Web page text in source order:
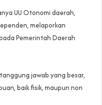
UU Otonomi daerah,
melaporkan
Pemerintah Daerah
jawab yang besar,
baik fisik, maupun non